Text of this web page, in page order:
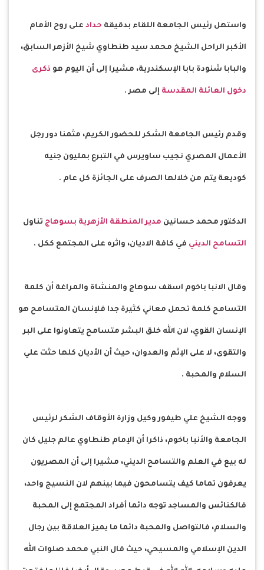
واستهل رئيس الجامعة اللقاء بدقيقة حداد على روح الأمام
الأكبر الراحل الشيخ محمد سيد طنطاوي شيخ الأزهر السابق،
والبابا شنودة بابا الإسكندرية، مشيرا إلى أن اليوم هو ذكرى
دخول العائلة المقدسة إلى مصر .
وقدم رئيس الجامعة الشكر للحضور الكريم، مثمنا دور رجل
الأعمال المصري نجيب ساويرس في التبرع بمليون جنيه
كوديعة يتم من خلالها الصرف على الجائزة كل عام .
الدكتور محمد حسانين مدير المنطقة الأزهرية بسوهاج تناول
التسامح الديني في كافة الاديان، واثره على المجتمع ككل .
وقال الانبا باخوم اسقف سوهاج والمنشاة والمراغة أن كلمة
التسامح كلمة تحمل معاني كثيرة جدا فلإنسان المتسامح هو
الإنسان القوي، لان الله خلق البشر متسامح يتعاونوا على البر
والتقوى، لا على الإثم والعدوان، حيث أن الأديان كلها حثت علي
السلام والمحبة .
ووجه الشيخ علي طيفور وكيل وزارة الأوقاف الشكر لرئيس
الجامعة والأنبا باخوم، ذاكرا أن الإمام طنطاوي عالم جليل كان
له بيع في العلم والتسامح الديني، مشيرا إلى أن المصريون
يعرفون تماما كيف يتسامحون فيما بينهم لان النسيج واحد،
فالكنائس والمساجد توجه دائما أفراد المجتمع إلى المحبة
والسلام، فالتواصل والمحبة دائما ما يميز العلاقة بين رجال
الدين الإسلامي والمسيحي، حيث قال النبي محمد صلوات الله